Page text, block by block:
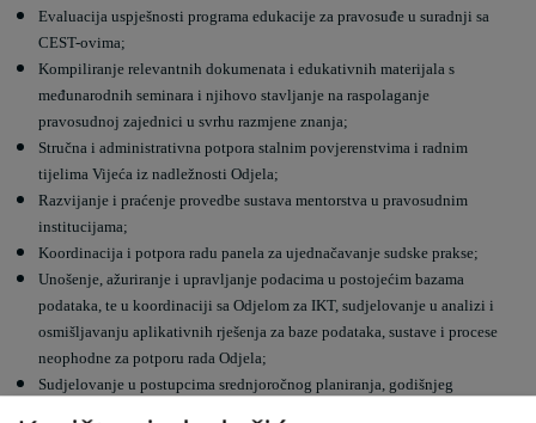
Evaluacija uspješnosti programa edukacije za pravosuđe u suradnji sa
CEST-ovima;
Kompiliranje relevantnih dokumenata i edukativnih materijala s
međunarodnih seminara i njihovo stavljanje na raspolaganje
pravosudnoj zajednici u svrhu razmjene znanja;
Stručna i administrativna potpora stalnim povjerenstvima i radnim
tijelima Vijeća iz nadležnosti Odjela;
Razvijanje i praćenje provedbe sustava mentorstva u pravosudnim
institucijama;
Koordinacija i potpora radu panela za ujednačavanje sudske prakse;
Unošenje, ažuriranje i upravljanje podacima u postojećim bazama
podataka, te u koordinaciji sa Odjelom za IKT, sudjelovanje u analizi i
osmišljavanju aplikativnih rješenja za baze podataka, sustave i procese
neophodne za potporu rada Odjela;
Sudjelovanje u postupcima srednjoročnog planiranja, godišnjeg